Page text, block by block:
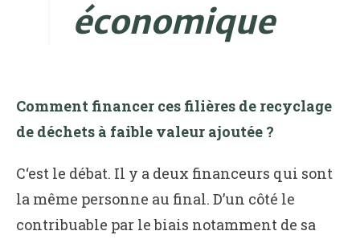
économique
Comment financer ces filières de recyclage
de déchets à faible valeur ajoutée ?
C‘est le débat. Il y a deux financeurs qui sont
la même personne au final. D’un côté le
contribuable par le biais notamment de sa